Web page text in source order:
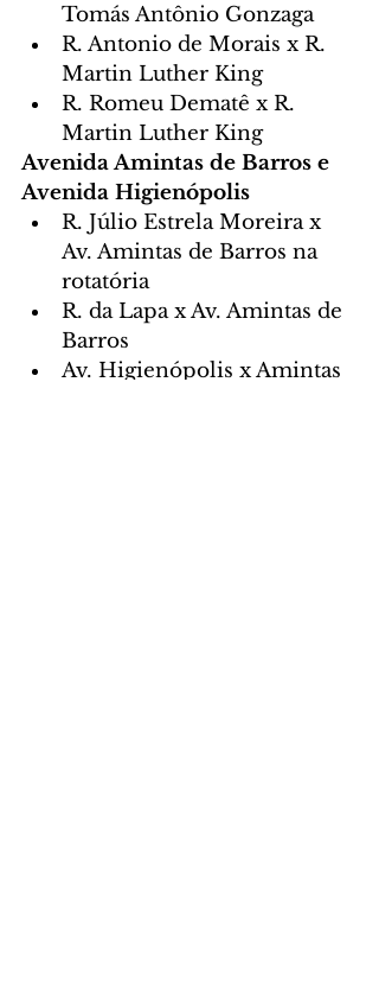
Tomás Antônio Gonzaga
R. Antonio de Morais x R.
Martin Luther King
R. Romeu Dematê x R.
Martin Luther King
Avenida Amintas de Barros e
Avenida Higienópolis
R. Júlio Estrela Moreira x
Av. Amintas de Barros na
rotatória
R. da Lapa x Av. Amintas de
Barros
Av. Higienópolis x Amintas